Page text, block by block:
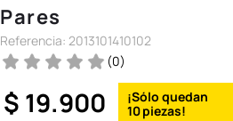
Pares
Referencia: 2013101410102
(0)
$ 19.900 10